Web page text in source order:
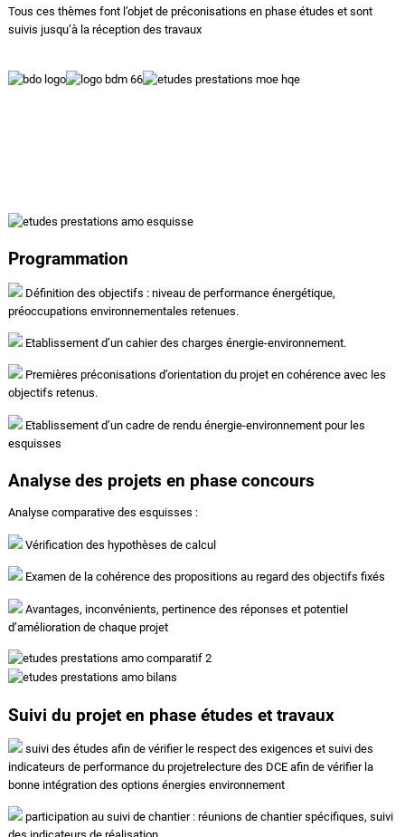
Tous ces thèmes font l’objet de préconisations en phase études et sont
suivis jusqu’à la réception des travaux
Programmation
Définition des objectifs : niveau de performance énergétique,
préoccupations environnementales retenues.
Etablissement d’un cahier des charges énergie-environnement.
Premières préconisations d’orientation du projet en cohérence avec les
objectifs retenus.
Etablissement d’un cadre de rendu énergie-environnement pour les
esquisses
Analyse des projets en phase concours
Analyse comparative des esquisses :
Vérification des hypothèses de calcul
Examen de la cohérence des propositions au regard des objectifs fixés
Avantages, inconvénients, pertinence des réponses et potentiel
d’amélioration de chaque projet
Suivi du projet en phase études et travaux
suivi des études afin de vérifier le respect des exigences et suivi des
indicateurs de performance du projetrelecture des DCE afin de vérifier la
bonne intégration des options énergies environnement
participation au suivi de chantier : réunions de chantier spécifiques, suivi